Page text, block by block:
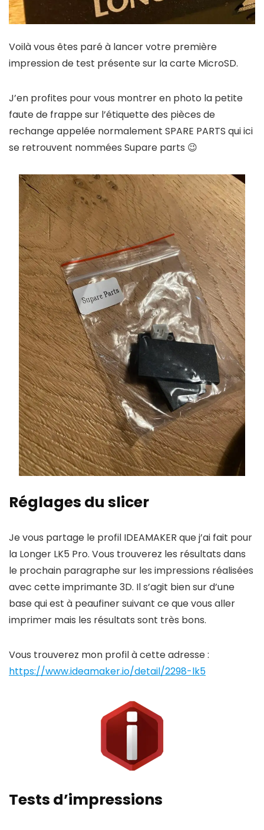
Voilà vous êtes paré à lancer votre première
impression de test présente sur la carte MicroSD.
J’en profites pour vous montrer en photo la petite
faute de frappe sur l’étiquette des pièces de
rechange appelée normalement SPARE PARTS qui ici
se retrouvent nommées Supare parts 😉
Réglages du slicer
Je vous partage le profil IDEAMAKER que j’ai fait pour
la Longer LK5 Pro. Vous trouverez les résultats dans
le prochain paragraphe sur les impressions réalisées
avec cette imprimante 3D. Il s’agit bien sur d’une
base qui est à peaufiner suivant ce que vous aller
imprimer mais les résultats sont très bons.
Vous trouverez mon profil à cette adresse :
https://www.ideamaker.io/detail/2298-lk5
Tests d’impressions